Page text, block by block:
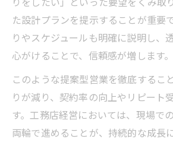
た設計プランを提示することが重要
りやスケジュールも明確に説明し、
心がけることで、信頼感が増します。
このような提案型営業を徹底するこ
りが減り、契約率の向上やリピート
す。工務店経営においては、現場で
両輪で進めることが、持続的な成長